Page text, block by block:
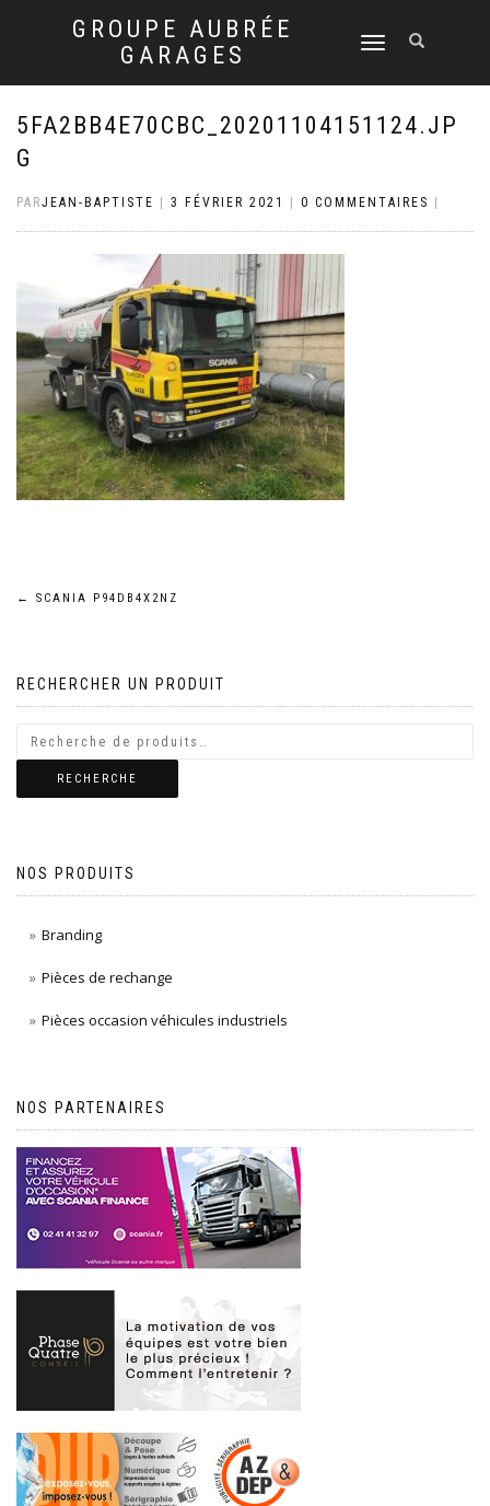
GROUPE AUBRÉE
GARAGES
DÉPLIER
NAVIGATION
5FA2BB4E70CBC_20201104151124.JP
G
PARJEAN-BAPTISTE 3 FÉVRIER 2021 0 COMMENTAIRES
Navigation
l’article
← SCANIA P94DB4X2NZ
RECHERCHER UN PRODUIT
RECHERCHE
NOS PRODUITS
Branding
Pièces de rechange
Pièces occasion véhicules industriels
NOS PARTENAIRES